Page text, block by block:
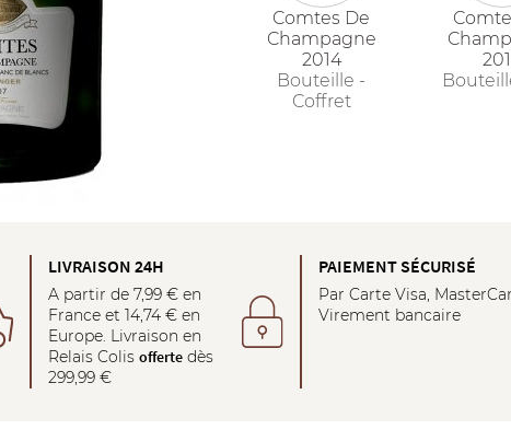
Comtes De
Champagne
2014
Bouteille -
Coffret
LIVRAISON 24H
A partir de 7,99 € en
France et 14,74 € en
Europe. Livraison en
Relais Colisofferte dès
299,99 €
PAIEMENT SÉCURISÉ
Par Carte Visa,
Virement bancaire